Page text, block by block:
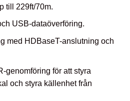
till 229ft/70m.
USB-dataöverföring.
med HDBaseT-anslutning och
genomföring för att styra
och styra källenhet från